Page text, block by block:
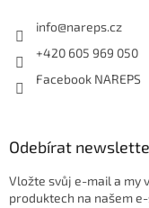
info@nareps.cz
+420 605 969 050
Facebook NAREPS
Odebírat
Vložte svůj e-mail a my
produktech na našem